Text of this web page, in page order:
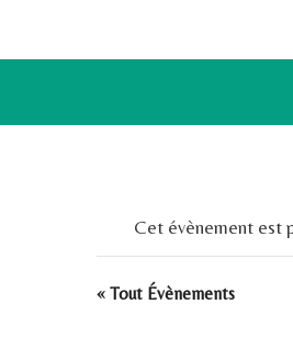
Cet évènement est
« Tout Évènements